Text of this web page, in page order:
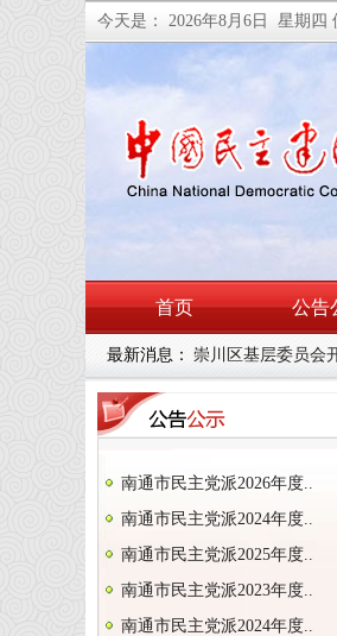
今天是： 2026年8月6日 星期四
首页 公告
最新消息： 崇川区基层委员会
南通市民主党派2026年度..
南通市民主党派2024年度..
南通市民主党派2025年度..
南通市民主党派2023年度..
南通市民主党派2024年度..